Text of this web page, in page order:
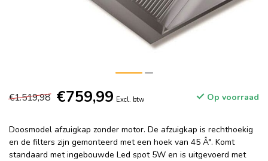
€1.519,98 €759,99 Excl. btw Op voorraad
Doosmodel afzuigkap zonder motor. De afzuigkap is rechthoekig
en de filters zijn gemonteerd met een hoek van 45 Â°. Komt
standaard met ingebouwde Led spot 5W en is uitgevoerd met